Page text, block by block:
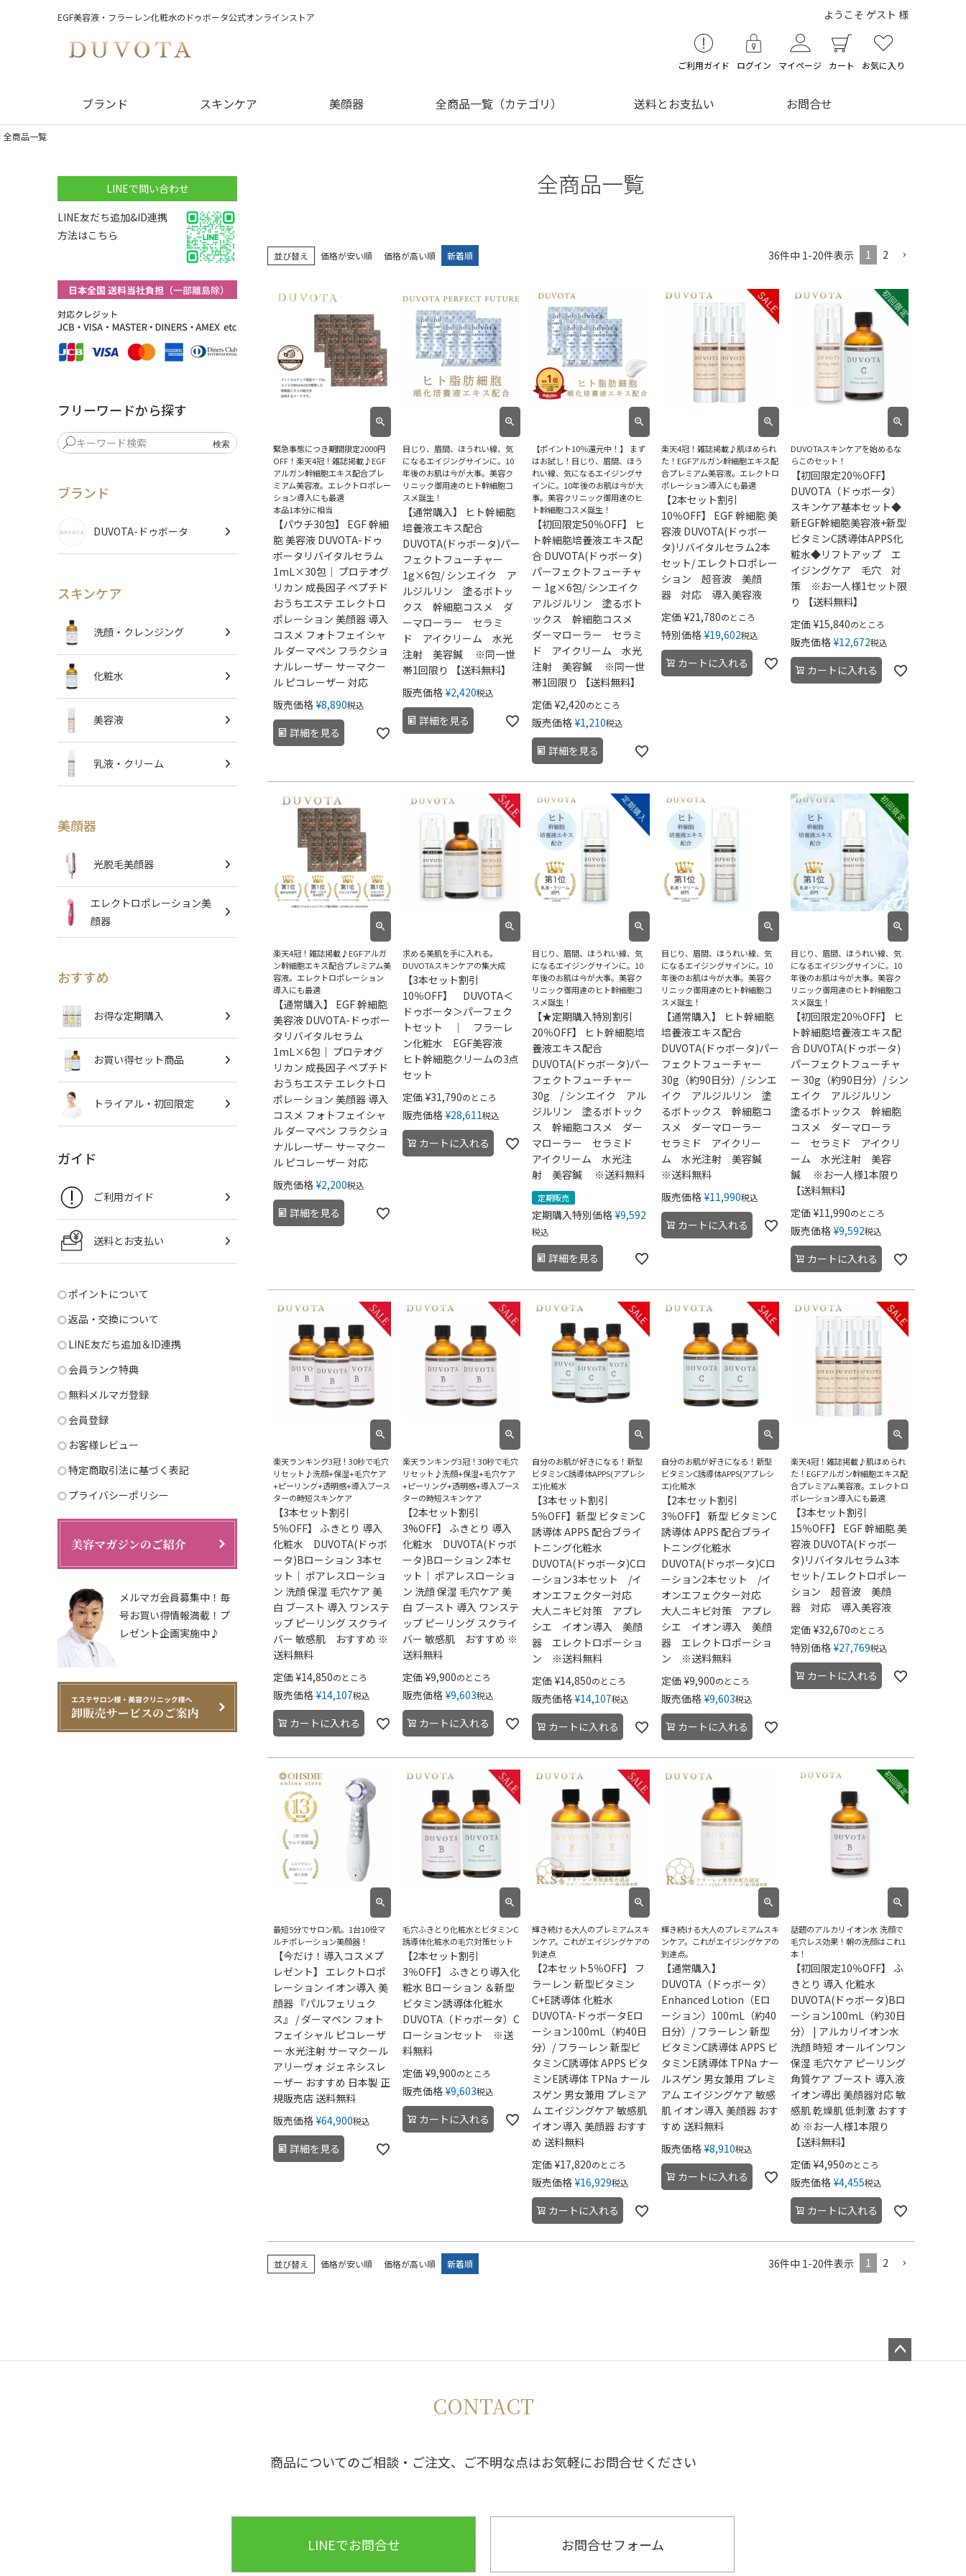
EGF美容液・フラーレン化粧水のドゥボータ公式オンラインストア ようこそ ゲスト 様
ご利用ガイド ログイン マイページ カート お気に入り
ブランド スキンケア 美顔器 全商品一覧（カテゴリ） 送料とお支払い お問合せ
全商品一覧
LINEで問い合わせ
LINE友だち追加&ID連携
方法はこちら
フリーワードから探す
ブランド
DUVOTA-ドゥボータ
スキンケア
洗顔・クレンジング
化粧水
美容液
乳液・クリーム
美顔器
光脱毛美顔器
エレクトロポレーション美
顔器
おすすめ
お得な定期購入
お買い得セット商品
トライアル・初回限定
ガイド
ご利用ガイド
送料とお支払い
ポイントについて
返品・交換について
LINE友だち追加＆ID連携
会員ランク特典
無料メルマガ登録
会員登録
お客様レビュー
特定商取引法に基づく表記
プライバシーポリシー
メルマガ会員募集中！毎
号お買い得情報満載！プ
レゼント企画実施中♪
全商品一覧
並び替え 価格が安い順 価格が高い順 新着順 36件中 1-20件表示 1 2
緊急事態につき期間限定2000円
OFF！楽天4冠！雑誌掲載♪EGF
アルガン幹細胞エキス配合プレ
ミアム美容液。エレクトロポレー
ション導入にも最適
本品1本分に相当
【パウチ30包】 EGF 幹細
胞 美容液 DUVOTA-ドゥ
ボータリバイタルセラム
1mL×30包｜ プロテオグ
リカン 成長因子 ペプチド
おうちエステ エレクトロ
ポレーション 美顔器 導入
コスメ フォトフェイシャ
ル ダーマペン フラクショ
ナルレーザー サーマクー
ル ピコレーザー 対応
販売価格 ¥8,890税込
詳細を見る
目じり、眉間、ほうれい線、気
になるエイジングサインに。10
年後のお肌は今が大事。美容ク
リニック御用達のヒト幹細胞コ
スメ誕生！
【通常購入】 ヒト幹細胞
培養液エキス配合
DUVOTA(ドゥボータ)パー
フェクトフューチャー
1g×6包/ シンエイク ア
ルジルリン 塗るボトッ
クス 幹細胞コスメ ダ
ーマローラー セラミ
ド アイクリーム 水光
注射 美容鍼 ※同一世
帯1回限り 【送料無料】
販売価格 ¥2,420税込
詳細を見る
【ポイント10％還元中！】 まず
はお試し！目じり、眉間、ほう
れい線、気になるエイジングサ
インに。10年後のお肌は今が大
事。美容クリニック御用達のヒ
ト幹細胞コスメ誕生！
【初回限定50％OFF】 ヒ
ト幹細胞培養液エキス配
合 DUVOTA(ドゥボータ)
パーフェクトフューチャ
ー 1g×6包/ シンエイク
アルジルリン 塗るボト
ックス 幹細胞コスメ
ダーマローラー セラミ
ド アイクリーム 水光
注射 美容鍼 ※同一世
帯1回限り 【送料無料】
定価 ¥2,420のところ
販売価格 ¥1,210税込
詳細を見る
楽天4冠！雑誌掲載♪肌ほめられ
た！EGFアルガン幹細胞エキス配
合プレミアム美容液。エレクトロ
ポレーション導入にも最適
【2本セット割引
10％OFF】 EGF 幹細胞 美
容液 DUVOTA(ドゥボー
タ)リバイタルセラム2本
セット/ エレクトロポレー
ション 超音波 美顔
器 対応 導入美容液
定価 ¥21,780のところ
特別価格 ¥19,602税込
カートに入れる
DUVOTAスキンケアを始めるな
らこのセット！
【初回限定20％OFF】
DUVOTA（ドゥボータ）
スキンケア基本セット◆
新EGF幹細胞美容液+新型
ビタミンC誘導体APPS化
粧水◆リフトアップ エ
イジングケア 毛穴 対
策 ※お一人様1セット限
り 【送料無料】
定価 ¥15,840のところ
販売価格 ¥12,672税込
カートに入れる
楽天4冠！雑誌掲載♪EGFアルガ
ン幹細胞エキス配合プレミアム美
容液。エレクトロポレーション
導入にも最適
【通常購入】 EGF 幹細胞
美容液 DUVOTA-ドゥボー
タリバイタルセラム
1mL×6包｜ プロテオグ
リカン 成長因子 ペプチド
おうちエステ エレクトロ
ポレーション 美顔器 導入
コスメ フォトフェイシャ
ル ダーマペン フラクショ
ナルレーザー サーマクー
ル ピコレーザー 対応
販売価格 ¥2,200税込
詳細を見る
求める美肌を手に入れる。
DUVOTAスキンケアの集大成
【3本セット割引
10％OFF】 DUVOTA＜
ドゥボータ＞パーフェク
トセット ｜ フラーレ
ン化粧水 EGF美容液
ヒト幹細胞クリームの3点
セット
定価 ¥31,790のところ
販売価格 ¥28,611税込
カートに入れる
目じり、眉間、ほうれい線、気
になるエイジングサインに。10
年後のお肌は今が大事。美容ク
リニック御用達のヒト幹細胞コ
スメ誕生！
【★定期購入特別割引
20％OFF】 ヒト幹細胞培
養液エキス配合
DUVOTA(ドゥボータ)パー
フェクトフューチャー
30g / シンエイク アル
ジルリン 塗るボトック
ス 幹細胞コスメ ダー
マローラー セラミド
アイクリーム 水光注
射 美容鍼 ※送料無料
定期販売
定期購入特別価格 ¥9,592
税込
詳細を見る
目じり、眉間、ほうれい線、気
になるエイジングサインに。10
年後のお肌は今が大事。美容ク
リニック御用達のヒト幹細胞コ
スメ誕生！
【通常購入】 ヒト幹細胞
培養液エキス配合
DUVOTA(ドゥボータ)パー
フェクトフューチャー
30g（約90日分）/ シンエ
イク アルジルリン 塗
るボトックス 幹細胞コ
スメ ダーマローラー
セラミド アイクリー
ム 水光注射 美容鍼
※送料無料
販売価格 ¥11,990税込
カートに入れる
目じり、眉間、ほうれい線、気
になるエイジングサインに。10
年後のお肌は今が大事。美容ク
リニック御用達のヒト幹細胞コ
スメ誕生！
【初回限定20％OFF】 ヒ
ト幹細胞培養液エキス配
合 DUVOTA(ドゥボータ)
パーフェクトフューチャ
ー 30g（約90日分）/ シン
エイク アルジルリン
塗るボトックス 幹細胞
コスメ ダーマローラ
ー セラミド アイクリ
ーム 水光注射 美容
鍼 ※お一人様1本限り
【送料無料】
定価 ¥11,990のところ
販売価格 ¥9,592税込
カートに入れる
楽天ランキング3冠！30秒で毛穴
リセット♪洗顔+保湿+毛穴ケア
+ピーリング+透明感+導入ブース
ターの時短スキンケア
【3本セット割引
5％OFF】 ふきとり 導入
化粧水 DUVOTA(ドゥボ
ータ)Bローション 3本セ
ット｜ ポアレスローショ
ン 洗顔 保湿 毛穴ケア 美
白 ブースト 導入 ワンステ
ップ ピーリング スクライ
バー 敏感肌 おすすめ ※
送料無料
定価 ¥14,850のところ
販売価格 ¥14,107税込
カートに入れる
楽天ランキング3冠！30秒で毛穴
リセット♪洗顔+保湿+毛穴ケア
+ピーリング+透明感+導入ブース
ターの時短スキンケア
【2本セット割引
3%OFF】 ふきとり 導入
化粧水 DUVOTA(ドゥボ
ータ)Bローション 2本セ
ット｜ ポアレスローショ
ン 洗顔 保湿 毛穴ケア 美
白 ブースト 導入 ワンステ
ップ ピーリング スクライ
バー 敏感肌 おすすめ ※
送料無料
定価 ¥9,900のところ
販売価格 ¥9,603税込
カートに入れる
自分のお肌が好きになる！新型
ビタミンC誘導体APPS(アプレシ
エ)化粧水
【3本セット割引
5％OFF】新型 ビタミンC
誘導体 APPS 配合ブライ
トニング化粧水
DUVOTA(ドゥボータ)Cロ
ーション3本セット /イ
オンエフェクター対応
大人ニキビ対策 アプレ
シエ イオン導入 美顔
器 エレクトロポーショ
ン ※送料無料
定価 ¥14,850のところ
販売価格 ¥14,107税込
カートに入れる
自分のお肌が好きになる！新型
ビタミンC誘導体APPS(アプレシ
エ)化粧水
【2本セット割引
3％OFF】 新型 ビタミンC
誘導体 APPS 配合ブライ
トニング化粧水
DUVOTA(ドゥボータ)Cロ
ーション2本セット /イ
オンエフェクター対応
大人ニキビ対策 アプレ
シエ イオン導入 美顔
器 エレクトロポーショ
ン ※送料無料
定価 ¥9,900のところ
販売価格 ¥9,603税込
カートに入れる
楽天4冠！雑誌掲載♪肌ほめられ
た！EGFアルガン幹細胞エキス配
合プレミアム美容液。エレクトロ
ポレーション導入にも最適
【3本セット割引
15％OFF】 EGF 幹細胞 美
容液 DUVOTA(ドゥボー
タ)リバイタルセラム3本
セット/ エレクトロポレー
ション 超音波 美顔
器 対応 導入美容液
定価 ¥32,670のところ
特別価格 ¥27,769税込
カートに入れる
最短5分でサロン肌。1台10役マ
ルチポレーション美顔器！
【今だけ！導入コスメプ
レゼント】 エレクトロポ
レーション イオン導入 美
顔器 『パルフェリュク
ス』 / ダーマペン フォト
フェイシャル ピコレーザ
ー 水光注射 サーマクール
アリーヴォ ジェネシスレ
ーザー おすすめ 日本製 正
規販売店 送料無料
販売価格 ¥64,900税込
詳細を見る
毛穴ふきとり化粧水とビタミンC
誘導体化粧水の毛穴対策セット
【2本セット割引
3％OFF】 ふきとり導入化
粧水 Bローション ＆新型
ビタミン誘導体化粧水
DUVOTA（ドゥボータ）C
ローションセット ※送
料無料
定価 ¥9,900のところ
販売価格 ¥9,603税込
カートに入れる
輝き続ける大人のプレミアムスキ
ンケア。これがエイジングケアの
到達点
【2本セット5％OFF】 フ
ラーレン 新型ビタミン
C+E誘導体 化粧水
DUVOTA-ドゥボータEロ
ーション100mL（約40日
分）/ フラーレン 新型ビ
タミンC誘導体 APPS ビタ
ミンE誘導体 TPNa ナール
スゲン 男女兼用 プレミア
ム エイジングケア 敏感肌
イオン導入 美顔器 おすす
め 送料無料
定価 ¥17,820のところ
販売価格 ¥16,929税込
カートに入れる
輝き続ける大人のプレミアムスキ
ンケア。これがエイジングケアの
到達点。
【通常購入】
DUVOTA（ドゥボータ）
Enhanced Lotion（Eロ
ーション）100mL（約40
日分）/ フラーレン 新型
ビタミンC誘導体 APPS ビ
タミンE誘導体 TPNa ナー
ルスゲン 男女兼用 プレミ
アム エイジングケア 敏感
肌 イオン導入 美顔器 おす
すめ 送料無料
販売価格 ¥8,910税込
カートに入れる
話題のアルカリイオン水 洗顔で
毛穴レス効果！朝の洗顔はこれ1
本！
【初回限定10％OFF】 ふ
きとり 導入 化粧水
DUVOTA(ドゥボータ)Bロ
ーション100mL（約30日
分） | アルカリイオン水
洗顔 時短 オールインワン
保湿 毛穴ケア ピーリング
角質ケア ブースト 導入液
イオン導出 美顔器対応 敏
感肌 乾燥肌 低刺激 おすす
め ※お一人様1本限り
【送料無料】
定価 ¥4,950のところ
販売価格 ¥4,455税込
カートに入れる
並び替え 価格が安い順 価格が高い順 新着順 36件中 1-20件表示 1 2
CONTACT
商品についてのご相談・ご注文、ご不明な点はお気軽にお問合せください
LINEでお問合せ お問合せフォーム